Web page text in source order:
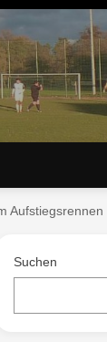
Aufstiegsrennen
Suchen